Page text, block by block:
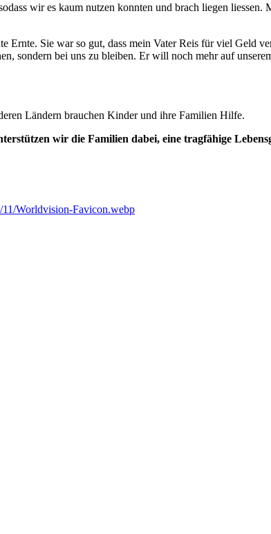
wir es kaum nutzen konnten und brach liegen
Ernte. Sie war so gut, dass mein Vater Reis für viel Geld
sondern bei uns zu bleiben. Er will noch mehr auf
Ländern brauchen Kinder und ihre Familien Hilfe.
wir die Familien dabei, eine tragfähige